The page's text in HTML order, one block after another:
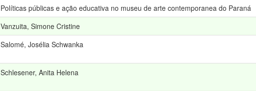
Políticas públicas e ação educativa no museu de arte contemporanea do Paraná
Vanzuita, Simone Cristine
Salomé, Josélia Schwanka
Schlesener, Anita Helena